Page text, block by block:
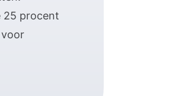
25 procent